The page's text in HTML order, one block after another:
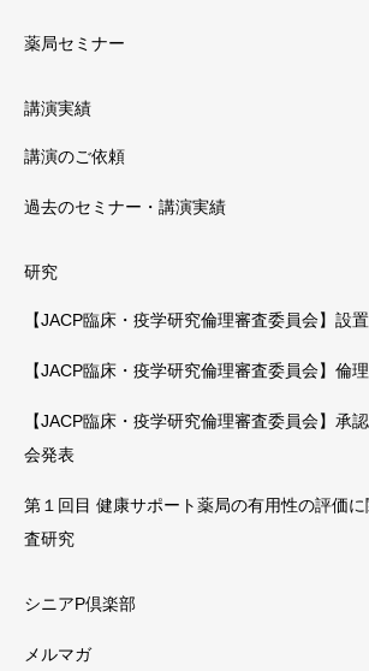
薬局セミナー
講演実績
講演のご依頼
過去のセミナー・講演実績
研究
【JACP臨床・疫学研究倫理審査委員会】設置
【JACP臨床・疫学研究倫理審査委員会】倫
【JACP臨床・疫学研究倫理審査委員会】承
会発表
第１回目 健康サポート薬局の有用性の評価
査研究
シニアP倶楽部
メルマガ